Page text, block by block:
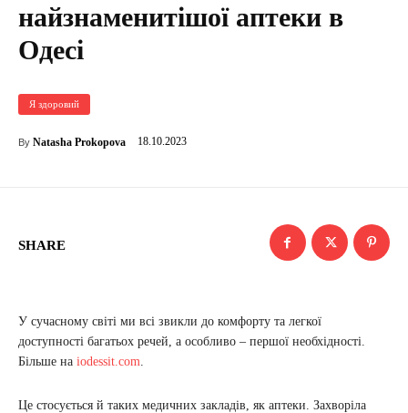
найзнаменитішої аптеки в
Одесі
Я здоровий
By Natasha Prokopova 18.10.2023
SHARE
У сучасному світі ми всі звикли до комфорту та легкої
доступності багатьох речей, а особливо – першої необхідності.
Більше на iodessit.com
Це стосується й таких медичних закладів, як аптеки. Захворіла